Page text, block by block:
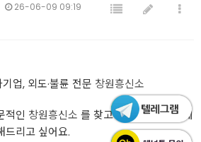
26-06-09 09:19
업, 외도·불륜 전문 창원흥신소
적인 창원흥신소 를 찾고 계신다면, 저는 대
드리고 싶어요.